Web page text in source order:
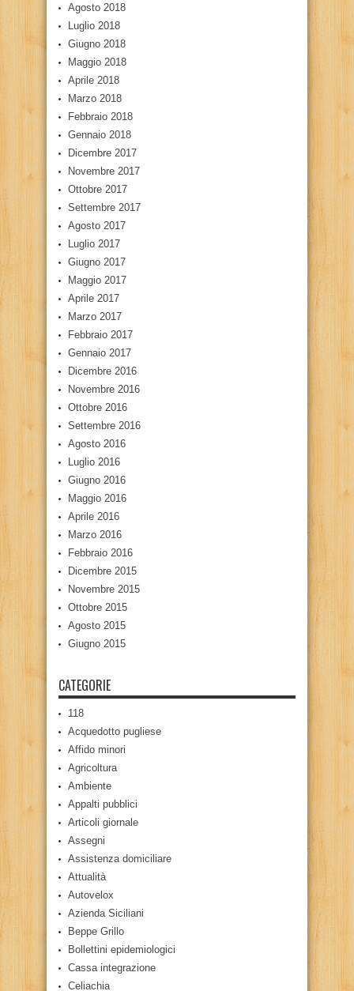
Agosto 2018
Luglio 2018
Giugno 2018
Maggio 2018
Aprile 2018
Marzo 2018
Febbraio 2018
Gennaio 2018
Dicembre 2017
Novembre 2017
Ottobre 2017
Settembre 2017
Agosto 2017
Luglio 2017
Giugno 2017
Maggio 2017
Aprile 2017
Marzo 2017
Febbraio 2017
Gennaio 2017
Dicembre 2016
Novembre 2016
Ottobre 2016
Settembre 2016
Agosto 2016
Luglio 2016
Giugno 2016
Maggio 2016
Aprile 2016
Marzo 2016
Febbraio 2016
Dicembre 2015
Novembre 2015
Ottobre 2015
Agosto 2015
Giugno 2015
CATEGORIE
118
Acquedotto pugliese
Affido minori
Agricoltura
Ambiente
Appalti pubblici
Articoli giornale
Assegni
Assistenza domiciliare
Attualità
Autovelox
Azienda Siciliani
Beppe Grillo
Bollettini epidemiologici
Cassa integrazione
Celiachia